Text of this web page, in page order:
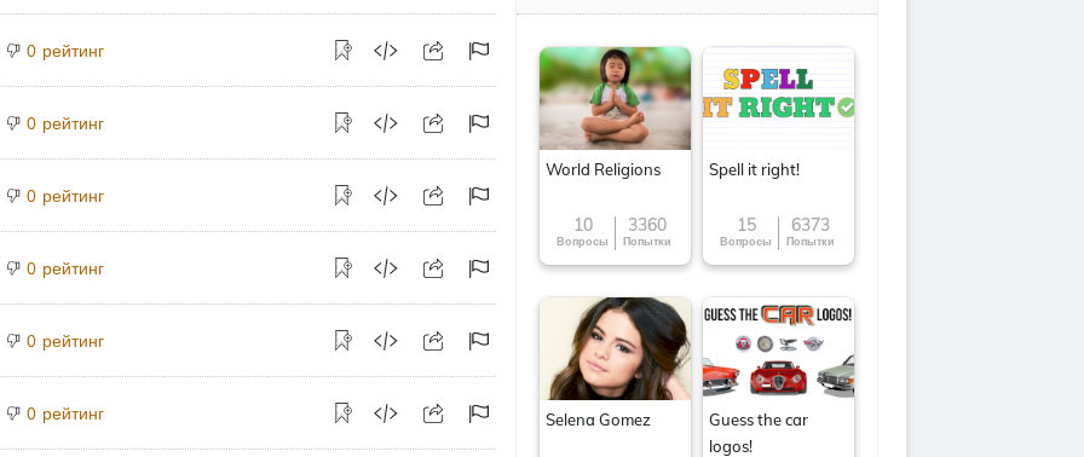
0 рейтинг
0 рейтинг
0 рейтинг
0 рейтинг
0 рейтинг
0 рейтинг
World Religions
10
Вопросы
3360
Попытки
Spell it right!
15
Вопросы
6373
Попытки
Selena Gomez
Guess the car
logos!